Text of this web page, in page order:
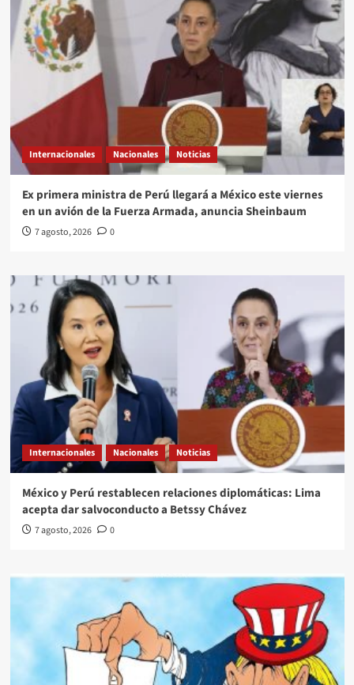
Internacionales Nacionales Noticias
Ex primera ministra de Perú llegará a México este viernes
en un avión de la Fuerza Armada, anuncia Sheinbaum
7 agosto, 2026 0
Internacionales Nacionales Noticias
México y Perú restablecen relaciones diplomáticas: Lima
acepta dar salvoconducto a Betssy Chávez
7 agosto, 2026 0